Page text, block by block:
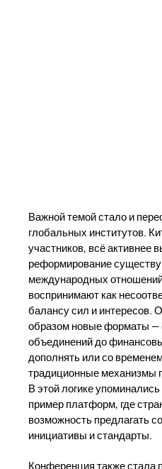
Важной темой стало и
глобальных институтов.
участников, всё активнее
реформирование
международных
воспринимают как
балансу сил и интересов.
образом новые форматы —
объединений до
дополнять или со
традиционные механизмы
В этой логике
пример платформ, где
возможность предлагать
инициативы и стандарты.
Конференция также